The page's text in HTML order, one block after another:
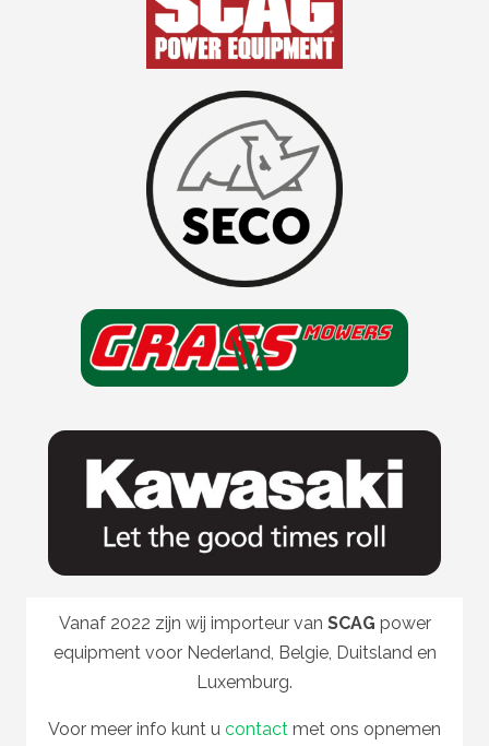
Vanaf 2022 zijn wij importeur van SCAG power
equipment voor Nederland, Belgie, Duitsland en
Luxemburg.
Voor meer info kunt u contact met ons opnemen